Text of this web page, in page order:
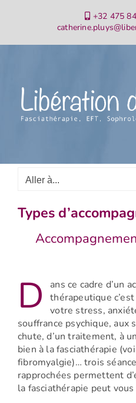
+32 475
Aller à...
Types
D
ans ce cadre d’un
thérapeutique
votre stress,
souffrance psychique, aux
chute, d’un traitement, à
bien à la fasciathérapie
fibromyalgie)… trois
rapprochées permettent
la fasciathérapie peut